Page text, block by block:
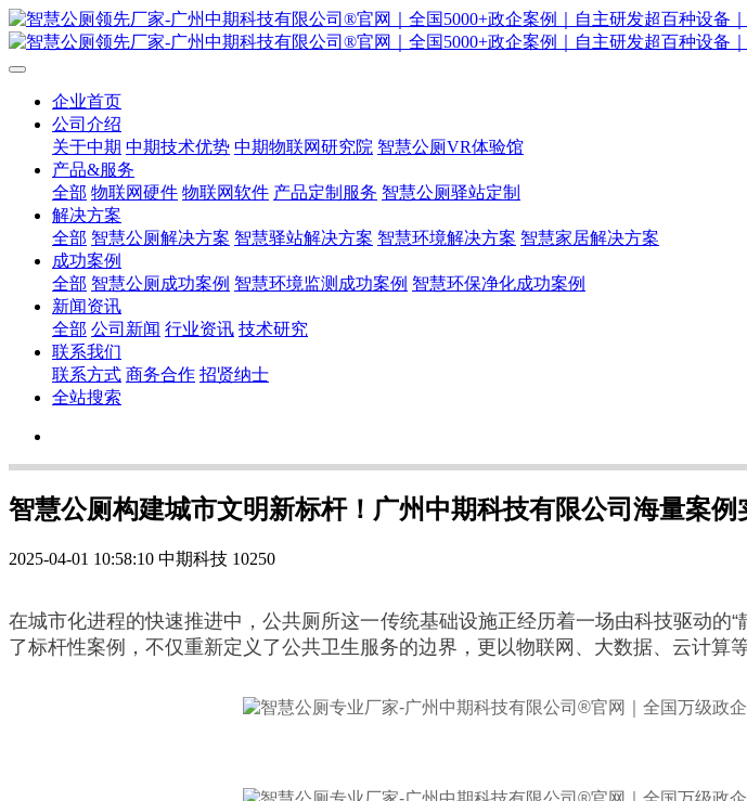
企业首页
公司介绍
关于中期 中期技术优势 中期物联网研究院 智慧公厕VR体验馆
产品&服务
全部 物联网硬件 物联网软件 产品定制服务 智慧公厕驿站定制
解决方案
全部 智慧公厕解决方案 智慧驿站解决方案 智慧环境解决方案 智慧家居解决方案
成功案例
全部 智慧公厕成功案例 智慧环境监测成功案例 智慧环保净化成功案例
新闻资讯
全部 公司新闻 行业资讯 技术研究
联系我们
联系方式 商务合作 招贤纳士
全站搜索
智慧公厕构建城市文明新标杆！广州中期科技有限公司海量案例
2025-04-01 10:58:10 中期科技 10250
在城市化进程的快速推进中，公共厕所这一传统基础设施正经历着一场由科技驱动
了标杆性案例，不仅重新定义了公共卫生服务的边界，更以物联网、大数据、云计算